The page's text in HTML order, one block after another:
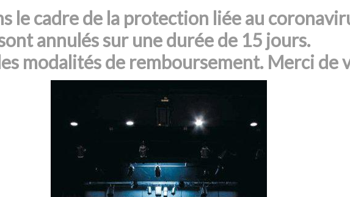
le cadre de la protection liée au
annulés sur une durée de 15 jours.
modalités de remboursement. Merci de